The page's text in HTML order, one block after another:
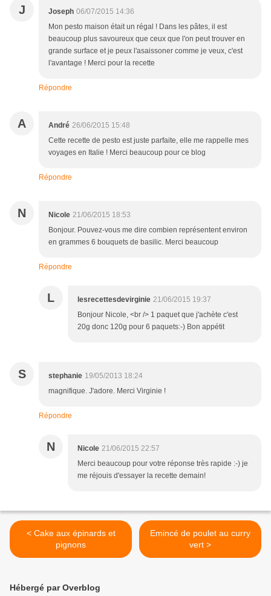
J Joseph 06/07/2015 14:36
Mon pesto maison était un régal ! Dans les pâtes, il est
beaucoup plus savoureux que ceux que l'on peut trouver en
grande surface et je peux l'asaissoner comme je veux, c'est
l'avantage ! Merci pour la recette
Répondre
A André 26/06/2015 15:48
Cette recette de pesto est juste parfaite, elle me rappelle mes
voyages en Italie ! Merci beaucoup pour ce blog
Répondre
N Nicole 21/06/2015 18:53
Bonjour. Pouvez-vous me dire combien représentent environ
en grammes 6 bouquets de basilic. Merci beaucoup
Répondre
L lesrecettesdevirginie 21/06/2015 19:37
Bonjour Nicole, <br /> 1 paquet que j'achète c'est
20g donc 120g pour 6 paquets:-) Bon appétit
S stephanie 19/05/2013 18:24
magnifique. J'adore. Merci Virginie !
Répondre
N Nicole 21/06/2015 22:57
Merci beaucoup pour votre réponse très rapide :-) je
me réjouis d'essayer la recette demain!
< Cake aux épinards et
pignons
Emincé de poulet au curry
vert >
Hébergé par Overblog